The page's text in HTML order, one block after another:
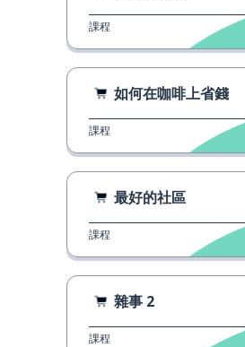
課程
如何在咖啡上省錢
課程
最好的社區
課程
雜事 2
課程